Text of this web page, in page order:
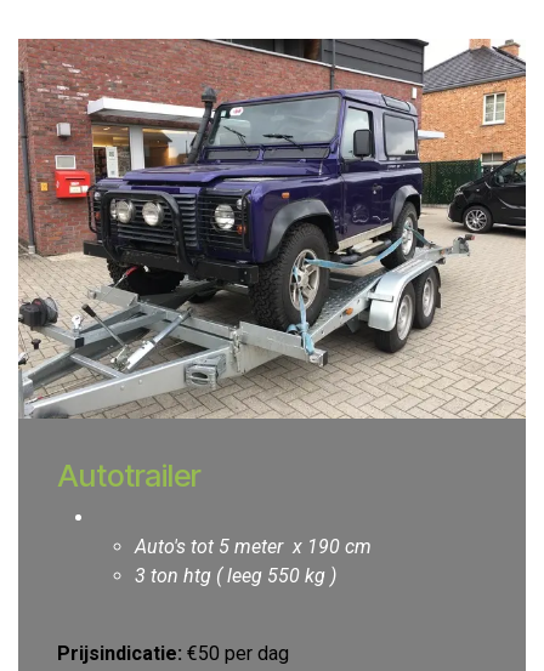
Autotrailer
Auto's tot 5 meter x 190 cm
3 ton htg ( leeg 550 kg )
Prijsindicatie: €50 per dag